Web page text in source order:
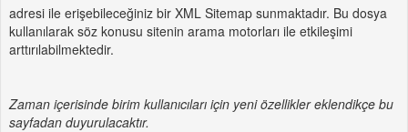
adresi ile erişebileceğiniz bir XML Sitemap sunmaktadır. Bu dosya
kullanılarak söz konusu sitenin arama motorları ile etkileşimi
arttırılabilmektedir.
Zaman içerisinde birim kullanıcıları için yeni özellikler eklendikçe bu
sayfadan duyurulacaktır.